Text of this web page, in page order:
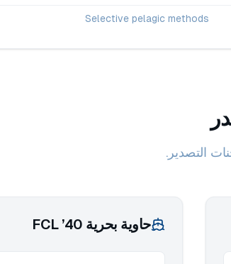
Selective pelagic methods
التصدير.
حاوية بحرية 40’ FCL